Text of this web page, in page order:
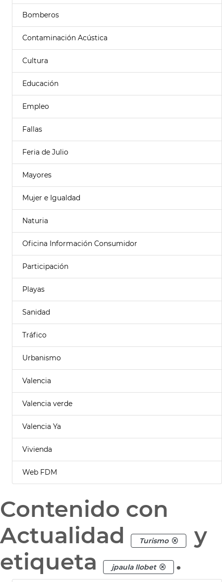
Bomberos
Contaminación Acústica
Cultura
Educación
Empleo
Fallas
Feria de Julio
Mayores
Mujer e Igualdad
Naturia
Oficina Información Consumidor
Participación
Playas
Sanidad
Tráfico
Urbanismo
Valencia
Valencia verde
Valencia Ya
Vivienda
Web FDM
Contenido con
Actualidad
Turismo
y
etiqueta
jpaula llobet .